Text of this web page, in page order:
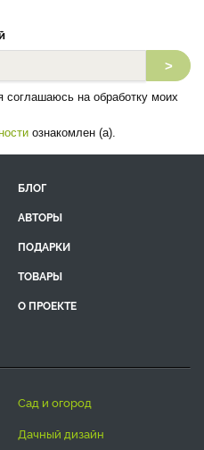
>
соглашаюсь на обработку моих
ознакомлен (а).
БЛОГ
АВТОРЫ
ПОДАРКИ
ТОВАРЫ
О ПРОЕКТЕ
сад и огород
дачный дизайн